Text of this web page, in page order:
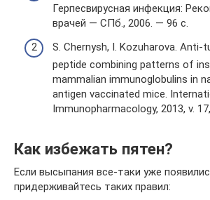
Герпесвирусная инфекция:
врачей — СПб., 2006. — 96 с.
S. Chernysh, I. Kozuharova.
peptide combining patterns of
mammalian immunoglobulins in
antigen vaccinated mice.
Immunopharmacology, 2013, v.
Как избежать пятен?
Если высыпания все-таки уже
придерживайтесь таких правил: